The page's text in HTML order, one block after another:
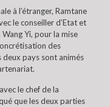
à l’étranger, Ramtane
le conseiller d’Etat et
Yi, pour la mise
des
pays sont animés
le chef de la
que les deux parties